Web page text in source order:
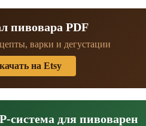
пивовара PDF
варки и дегустации
на Etsy
система для пивоварен